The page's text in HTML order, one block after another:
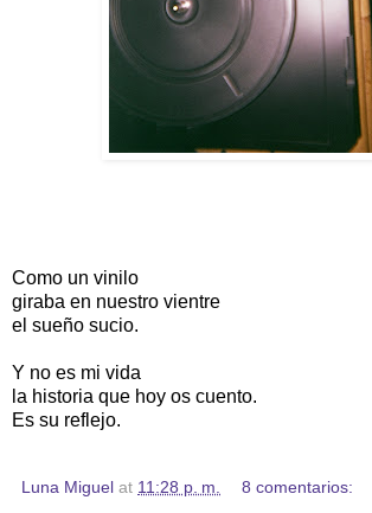
Como un vinilo
giraba en nuestro vientre
el sueño sucio.
Y no es mi vida
la historia que hoy os cuento.
Es su reflejo.
Luna Miguel at 11:28 p. m. 8 comentarios: